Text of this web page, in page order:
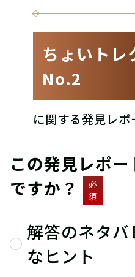
ちょいトレ
No.2
に関する発見レ
この発見レポ
ですか？
必
須
解答のネタ
なヒント